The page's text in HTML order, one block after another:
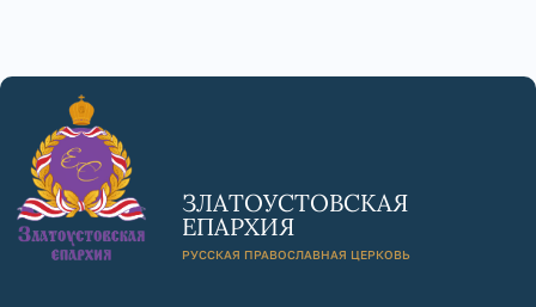
ЗЛАТОУСТОВСКАЯ
ЕПАРХИЯ
РУССКАЯ ПРАВОСЛАВНАЯ ЦЕРКОВЬ